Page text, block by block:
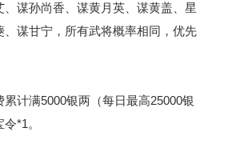
谋孙尚香、谋黄月英、谋黄盖、星
、谋甘宁，所有武将概率相同，优先
计满5000银两（每日最高25000银
*1。